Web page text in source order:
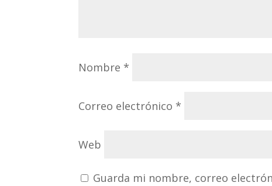
Nombre *
Correo electrónico *
Web
Guarda mi nombre, correo